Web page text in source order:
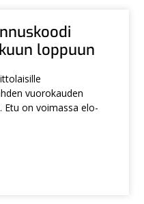
loppuun
vuorokauden
on voimassa elo-